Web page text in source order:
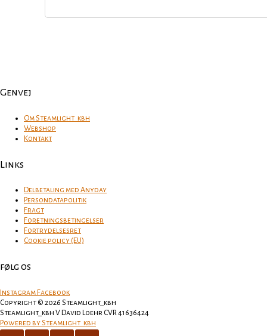
Genvej
Om Steamlight_kbh
Webshop
Kontakt
Links
Delbetaling med Anyday
Persondatapolitik
Fragt
Foretningsbetingelser
Fortrydelsesret
Cookie policy (EU)
følg os
InstagramFacebook
Copyright © 2026 Steamlight_kbh
Steamlight_kbh V David Loehr CVR 41636424
Powered by Steamlight_kbh